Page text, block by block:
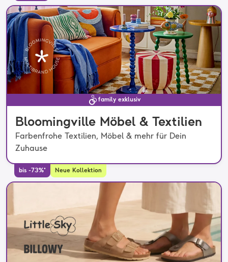
family exklusiv
Bloomingville Möbel & Textilien
Farbenfrohe Textilien, Möbel & mehr für Dein
Zuhause
bis -73%* Neue Kollektion